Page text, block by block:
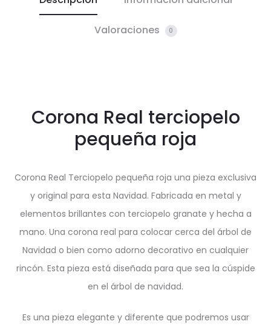
Valoraciones 0
Corona Real terciopelo
pequeña roja
Corona Real Terciopelo pequeña roja una pieza exclusiva
y original para esta Navidad. Fabricada en metal y
elementos brillantes con terciopelo granate y hecha a
mano. Una corona real para colocar cerca del árbol de
Navidad o bien como adorno decorativo en cualquier
rincón. Esta pieza está diseñada para que sea la cúspide
en el árbol de navidad.
Es una pieza elegante y diferente que podremos usar